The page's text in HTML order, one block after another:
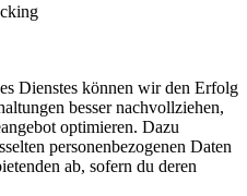
Dienstes können wir den Erfolg
besser nachvollziehen,
optimieren. Dazu
personenbezogenen Daten
ab, sofern du deren